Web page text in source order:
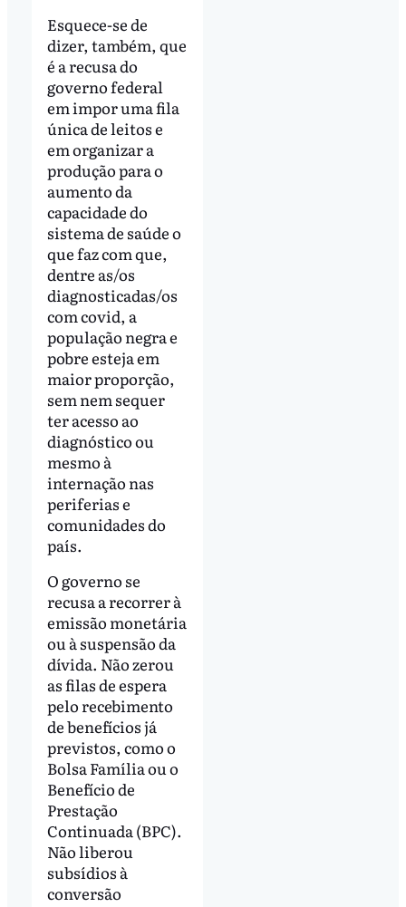
Esquece-se de
dizer, também, que
é a recusa do
governo federal
em impor uma fila
única de leitos e
em organizar a
produção para o
aumento da
capacidade do
sistema de saúde o
que faz com que,
dentre as/os
diagnosticadas/os
com covid, a
população negra e
pobre esteja em
maior proporção,
sem nem sequer
ter acesso ao
diagnóstico ou
mesmo à
internação nas
periferias e
comunidades do
país.
O governo se
recusa a recorrer à
emissão monetária
ou à suspensão da
dívida. Não zerou
as filas de espera
pelo recebimento
de benefícios já
previstos, como o
Bolsa Família ou o
Benefício de
Prestação
Continuada (BPC).
Não liberou
subsídios à
conversão